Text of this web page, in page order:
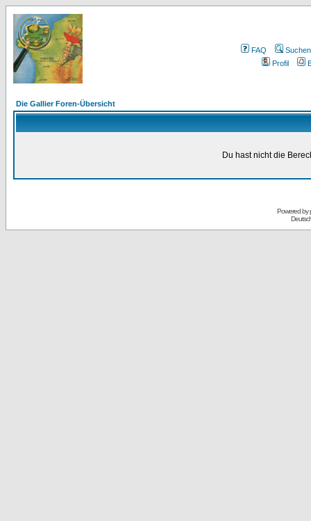
FAQ
Suchen
Profil
Die Gallier Foren-Übersicht
Du hast nicht die
Powered by